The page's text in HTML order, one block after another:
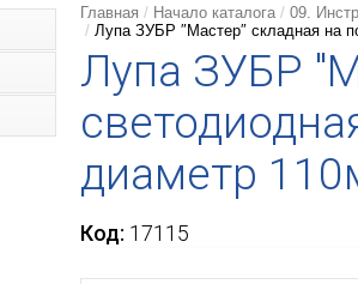
Главная Начало каталога 09.
Лупа ЗУБР ″Мастер″ складная на
Лупа ЗУБР
диаметр
Код: 17115